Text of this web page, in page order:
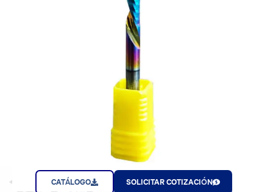
CATÁLOGO SOLICITAR COTIZACIÓN